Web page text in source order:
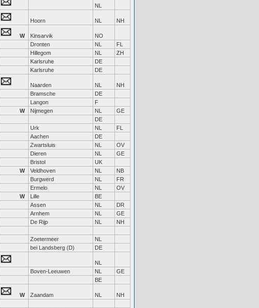
NL
Hoorn NL NH
W Kinsarvik
NO
Dronten NL
FL
Hillegom NL
ZH
Karlsruhe
DE
Karlsruhe DE
Naarden NL
NH
Bramsche
DE
Langon
F
W Nijmegen NL
GE
DE
Urk NL
FL
Aachen
DE
Zwartsluis NL
OV
Dieren NL
GE
Bristol
UK
W Veldhoven NL
NB
Burgwerd NL
FR
Ermelo NL
OV
W Lille
BE
Assen NL
DR
Arnhem NL
GE
De Rijp NL
NH
Zoetermeer
NL
bei Landsberg (D) DE
NL
Boven-Leeuwen NL
GE
BE
W Zaandam NL
NH